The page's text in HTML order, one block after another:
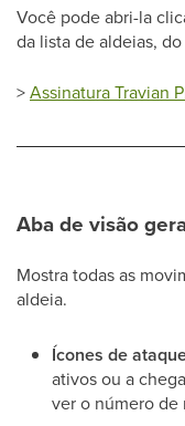
Você pode abri-la
da lista de aldeias,
>Assinatura Travian
Aba de visão
Mostra todas as
aldeia.
Ícones de
ativos ou a
ver o número de